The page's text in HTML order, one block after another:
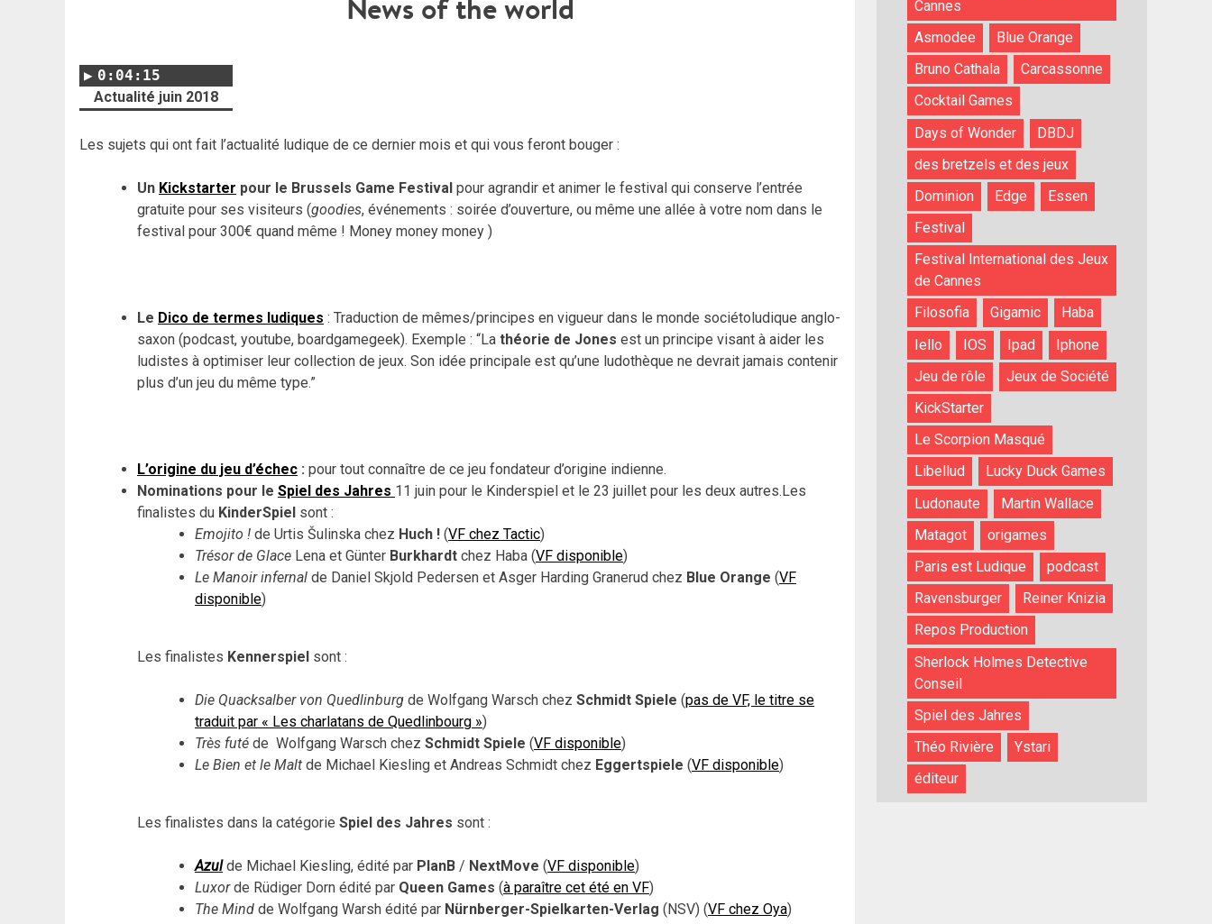
News of the world
0:04:15
Actualité juin 2018
Les sujets qui ont fait l’actualité ludique de ce dernier mois et qui vous feront bouger :
Un Kickstarter pour le Brussels Game Festival pour agrandir et animer le festival qui conserve l’entrée
gratuite pour ses visiteurs (goodies, événements : soirée d’ouverture, ou même une allée à votre nom dans le
festival pour 300€ quand même ! Money money money )
Le Dico de termes ludiques : Traduction de mêmes/principes en vigueur dans le monde sociétoludique anglo-
saxon (podcast, youtube, boardgamegeek). Exemple : “La théorie de Jones est un principe visant à aider les
ludistes à optimiser leur collection de jeux. Son idée principale est qu’une ludothèque ne devrait jamais contenir
plus d’un jeu du même type.”
L’origine du jeu d’échec : pour tout connaître de ce jeu fondateur d’origine indienne.
Nominations pour le Spiel des Jahres 11 juin pour le Kinderspiel et le 23 juillet pour les deux autres.Les
finalistes du KinderSpiel sont :
Emojito ! de Urtis Šulinska chez Huch ! (VF chez Tactic)
Trésor de Glace Lena et Günter Burkhardt chez Haba (VF disponible)
Le Manoir infernal de Daniel Skjold Pedersen et Asger Harding Granerud chez Blue Orange (VF
disponible)
Les finalistes Kennerspiel sont :
Die Quacksalber von Quedlinburg de Wolfgang Warsch chez Schmidt Spiele (pas de VF, le titre se
traduit par « Les charlatans de Quedlinbourg »)
Très futé de Wolfgang Warsch chez Schmidt Spiele (VF disponible)
Le Bien et le Malt de Michael Kiesling et Andreas Schmidt chez Eggertspiele (VF disponible)
Les finalistes dans la catégorie Spiel des Jahres sont :
Azulde Michael Kiesling, édité par PlanB / NextMove (VF disponible)
Luxorde Rüdiger Dorn édité par Queen Games (à paraître cet été en VF)
The Mind de Wolfgang Warsh édité par Nürnberger-Spielkarten-Verlag (NSV) (VF chez Oya)
Cannes
Asmodee
Blue Orange
Bruno Cathala
Carcassonne
Cocktail Games
Days of Wonder
DBDJ
des bretzels et des jeux
Dominion
Edge
Essen
Festival
Festival International des Jeux
de Cannes
Filosofia
Gigamic
Haba
Iello
IOS Ipad
Iphone
Jeu de rôle
Jeux de Société
KickStarter
Le Scorpion Masqué
Libellud
Lucky Duck Games
Ludonaute
Martin Wallace
Matagot
origames
Paris est Ludique
podcast
Ravensburger
Reiner Knizia
Repos Production
Sherlock Holmes Detective
Conseil
Spiel des Jahres
Théo Rivière
Ystari
éditeur